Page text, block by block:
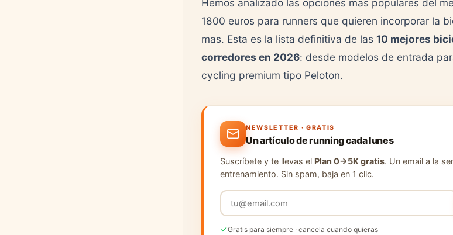
Hemos analizado las opciones mas populares del
1800 euros para runners que quieren incorporar la
mas. Esta es la lista definitiva de las 10 mejores
corredores en 2026: desde modelos de entrada
cycling premium tipo Peloton.
NEWSLETTER · GRATIS
Un artículo de running cada lunes
Suscríbete y te llevas el Plan 0→5K gratis. Un email a la
entrenamiento. Sin spam, baja en 1 clic.
Gratis para siempre · cancela cuando quieras